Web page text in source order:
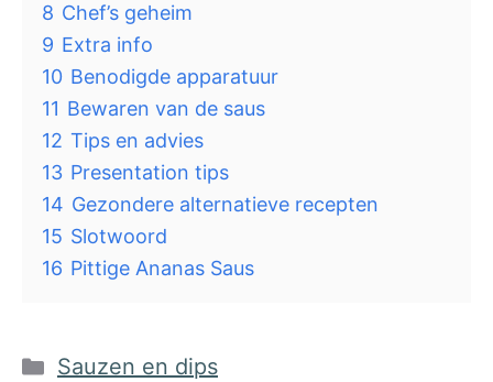
8 Chef’s geheim
9 Extra info
10 Benodigde apparatuur
11 Bewaren van de saus
12 Tips en advies
13 Presentation tips
14 Gezondere alternatieve recepten
15 Slotwoord
16 Pittige Ananas Saus
Categorieën
Sauzen en dips